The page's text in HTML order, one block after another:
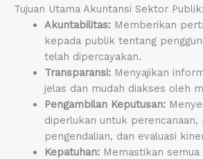
Tujuan Utama Akuntansi Sektor Publik:
Akuntabilitas:Memberikan
kepada publik tentang
telah dipercayakan.
Transparansi:Menyajikan
jelas dan mudah diakses oleh
Pengambilan Keputusan:
diperlukan untuk perencanaan,
pengendalian, dan evaluasi
Kepatuhan:Memastikan semua